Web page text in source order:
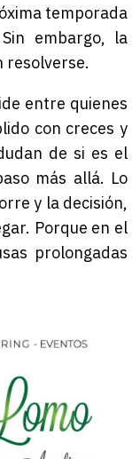
temporada
embargo, la
resolverse.
entre quienes
con creces y
de si es el
más allá. Lo
y la decisión,
Porque en el
prolongadas